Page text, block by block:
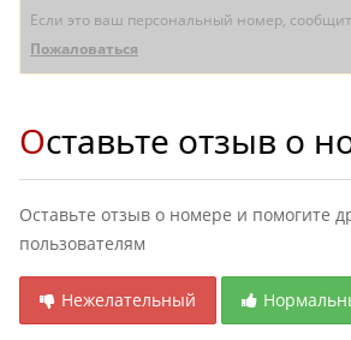
Если это ваш персональный номер,
Пожаловаться
Оставьте отзыв о
Оставьте отзыв о номере и помогите
пользователям
Нежелательный